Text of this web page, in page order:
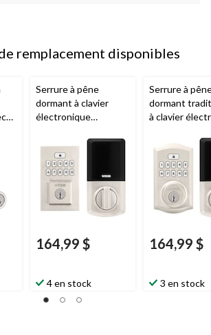
remplacement disponibles
Serrure à pêne
dormant à clavier
électronique
WeiserSmartCode,
nickel satiné
164,99 $
4 en stock
Serrure à
dormant
à clavier
nickel satiné
164,99 $
3 en stock